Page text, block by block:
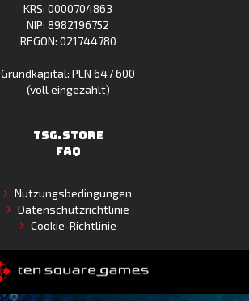
KRS: 0000704863
NIP: 8982196752
REGON: 021744780
Grundkapital: PLN 647 600
(voll eingezahlt)
TSG.STORE
FAQ
Nutzungsbedingungen
Datenschutzrichtlinie
Cookie-Richtlinie